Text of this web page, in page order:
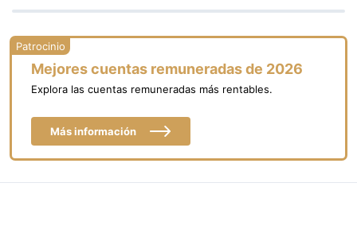
Mejores cuentas remuneradas de 2026
Explora las cuentas remuneradas más rentables.
Más información